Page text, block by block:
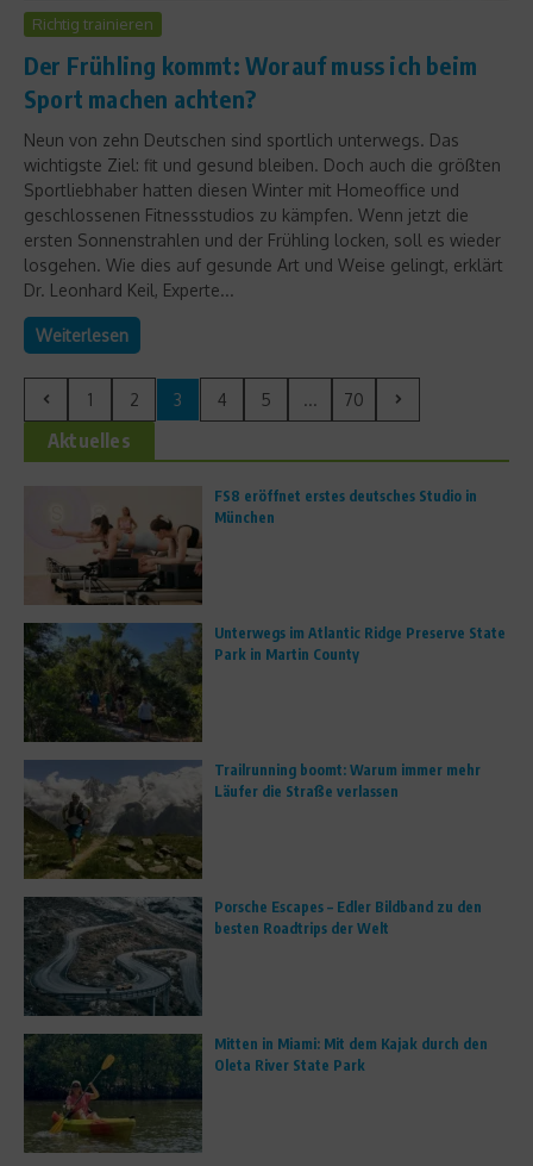
Richtig trainieren
Der Frühling kommt: Worauf muss ich beim
Sport machen achten?
Neun von zehn Deutschen sind sportlich unterwegs. Das
wichtigste Ziel: fit und gesund bleiben. Doch auch die größten
Sportliebhaber hatten diesen Winter mit Homeoffice und
geschlossenen Fitnessstudios zu kämpfen. Wenn jetzt die
ersten Sonnenstrahlen und der Frühling locken, soll es wieder
losgehen. Wie dies auf gesunde Art und Weise gelingt, erklärt
Dr. Leonhard Keil, Experte...
Weiterlesen
1 2 3 4 5 ... 70
Aktuelles
FS8 eröffnet erstes deutsches Studio in
München
Unterwegs im Atlantic Ridge Preserve State
Park in Martin County
Trailrunning boomt: Warum immer mehr
Läufer die Straße verlassen
Porsche Escapes – Edler Bildband zu den
besten Roadtrips der Welt
Mitten in Miami: Mit dem Kajak durch den
Oleta River State Park